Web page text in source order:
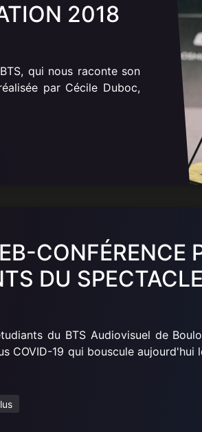
2018
qui nous raconte son
par Cécile Duboc,
CONFÉRENCE
DU
du BTS Audiovisuel de
COVID-19 qui bouscule aujourd'hui